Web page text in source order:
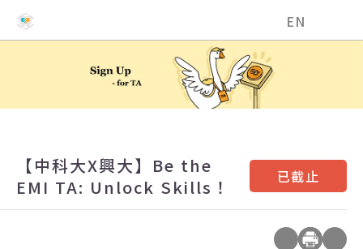
EN
【中科大X興大】Be the
EMI TA: Unlock Skills！
已截止